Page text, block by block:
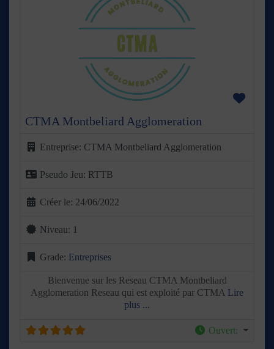
CTMA Montbeliard Agglomeration
Entreprise: CTMA Montbeliard Agglomeration
Pseudo Jeu: RTTB
Créer le: 24/06/2022
Niveau: 1
Grade: Entreprises
Bienvenue sur les Reseau CTMA Montbeliard
Agglomeration Reseau qui est exploité par CTMA Lire
plus ...
Ouvert: